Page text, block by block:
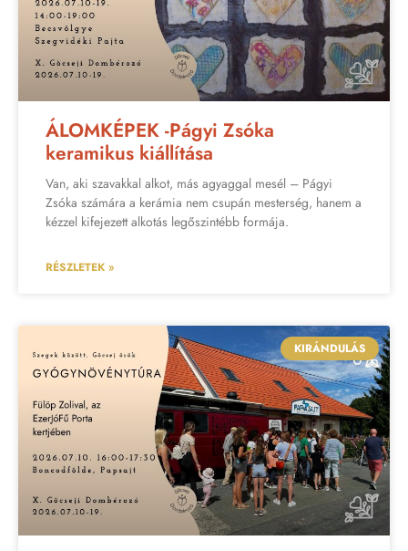
ÁLOMKÉPEK -Págyi Zsóka
keramikus kiállítása
Van, aki szavakkal alkot, más agyaggal mesél – Págyi
Zsóka számára a kerámia nem csupán mesterség, hanem a
kézzel kifejezett alkotás legőszintébb formája.
RÉSZLETEK »
KIRÁNDULÁS